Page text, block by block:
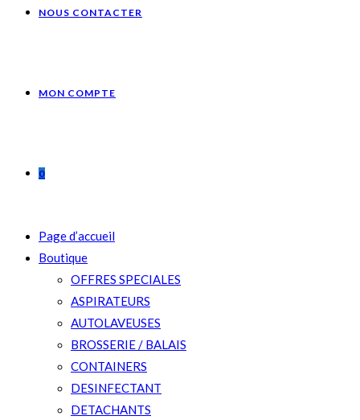
NOUS CONTACTER
MON COMPTE
0
Page d’accueil
Boutique
OFFRES SPECIALES
ASPIRATEURS
AUTOLAVEUSES
BROSSERIE / BALAIS
CONTAINERS
DESINFECTANT
DETACHANTS